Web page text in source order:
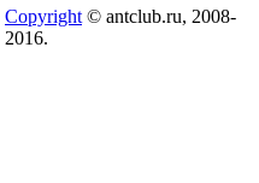
Copyright © antclub.ru, 2008-
2016.